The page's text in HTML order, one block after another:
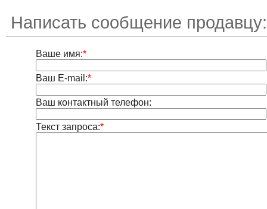
Написать сообщение
Ваше имя:*
Ваш E-mail:*
Ваш контактный телефон:
Текст запроса:*